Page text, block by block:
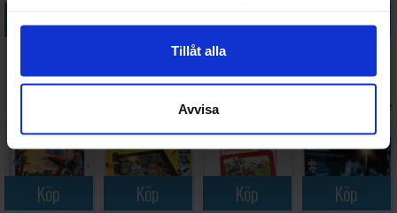
Tillåt alla
Avvisa
Köp
1500 bitar
Köp
Inside Out 2
Pussel
2026-08-27
Köp
2000 bitar
Köp
2000 bitar
I
Köp Köp Köp Köp